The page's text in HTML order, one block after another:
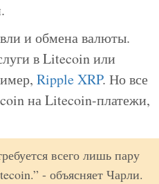
и обмена валюты.
в Litecoin или
Ripple XRP. Но все
на Litecoin-платежи,
всего лишь пару
- объясняет Чарли.